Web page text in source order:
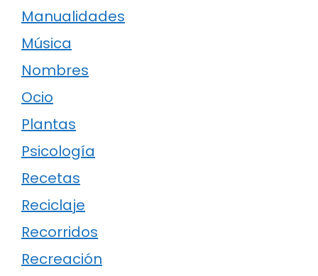
Manualidades
Música
Nombres
Ocio
Plantas
Psicología
Recetas
Reciclaje
Recorridos
Recreación